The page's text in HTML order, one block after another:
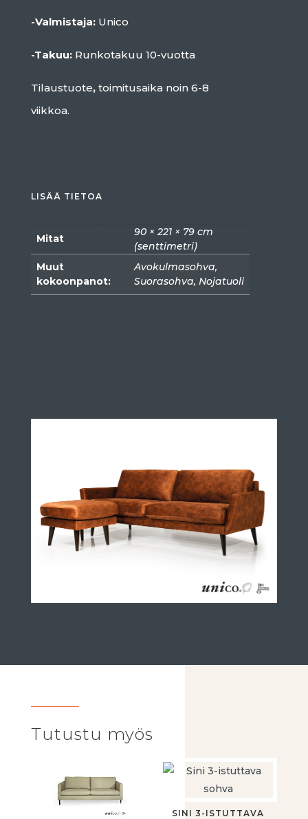
-Valmistaja: Unico
-Takuu: Runkotakuu 10-vuotta
Tilaustuote,toimitusaika noin 6-8
viikkoa.
LISÄÄ TIETOA
Mitat
90 × 221 × 79 cm
(senttimetri)
Muut
kokoonpanot:
Avokulmasohva,
Suorasohva, Nojatuoli
Tutustu myös
SINI 3-ISTUTTAVA